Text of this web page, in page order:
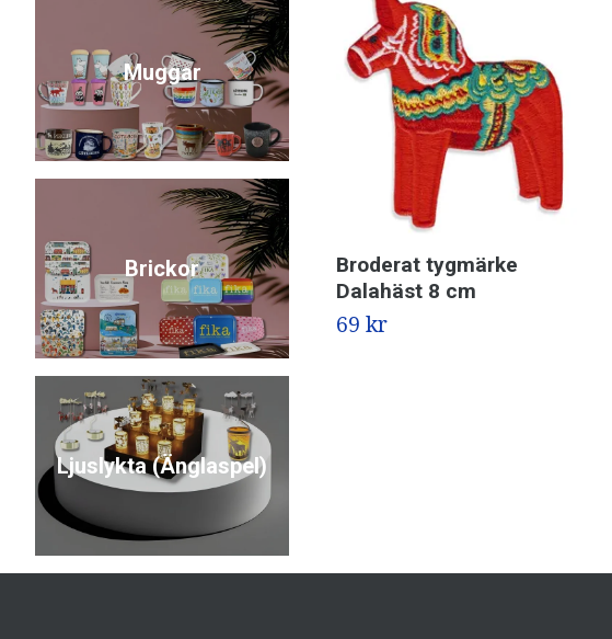
Muggar
Brickor
Ljuslykta (Änglaspel)
Broderat tygmärke
Dalahäst 8 cm
69 kr